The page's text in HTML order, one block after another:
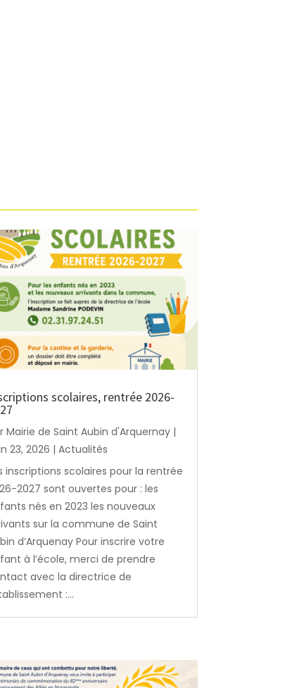
scolaires, rentrée 2026-
Mairie de Saint Aubin d'Arquernay|
23, 2026 | Actualités
inscriptions scolaires pour la rentrée
2027 sont ouvertes pour : les
nés en 2023 les nouveaux
sur la commune de Saint
d’Arquenay Pour inscrire votre
à l’école, merci de prendre
avec la directrice de
:...